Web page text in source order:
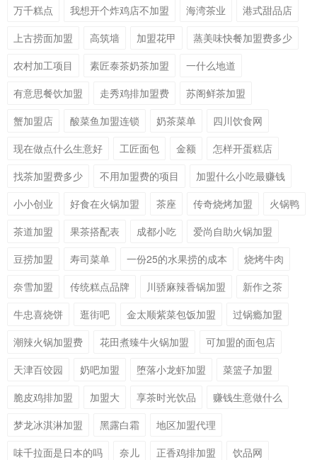
万千糕点
我想开个炸鸡店不加盟 海湾茶业
港式甜品店
上古捞面加盟
高筑墙 加盟花甲
蒸美味快餐加盟费多少
农村加工项目
素匠泰茶奶茶加盟
一什么地道
有意思餐饮加盟
走秀鸡排加盟费
苏阁鲜茶加盟
蟹加盟店
酸菜鱼加盟连锁 奶茶菜单
四川饮食网
现在做点什么生意好
工匠面包 金额
怎样开蛋糕店
找茶加盟费多少
不用加盟费的项目
加盟什么小吃最赚钱
小小创业
好食在火锅加盟 茶座 传奇烧烤加盟
火锅鸭
茶道加盟
果茶搭配表 成都小吃
爱尚自助火锅加盟
豆捞加盟
寿司菜单 一份25的水果捞的成本
烧烤牛肉
奈雪加盟
传统糕点品牌 川骄麻辣香锅加盟
新作之茶
牛忠喜烧饼
逛街吧 金太顺紫菜包饭加盟
过锅瘾加盟
潮辣火锅加盟费
花田煮臻牛火锅加盟
可加盟的面包店
天津百饺园
奶吧加盟 堕落小龙虾加盟
菜篮子加盟
脆皮鸡排加盟
加盟大 享茶时光饮品
赚钱生意做什么
梦龙冰淇淋加盟
黑露白霜
地区加盟代理
味千拉面是日本的吗
奈儿 正香鸡排加盟
饮品网